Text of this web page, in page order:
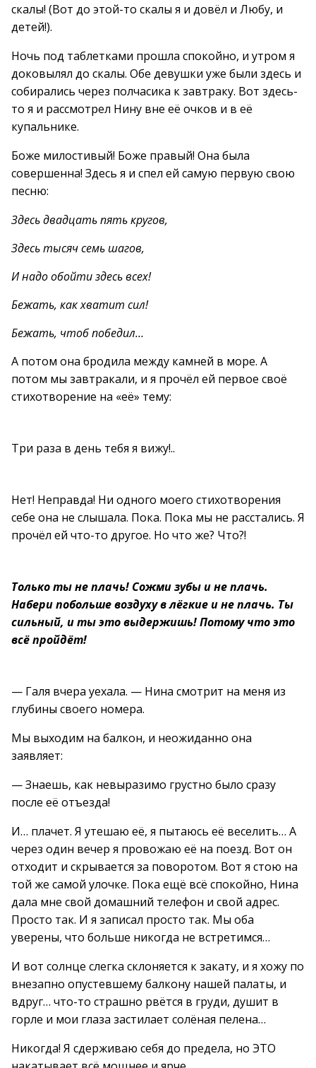
скалы! (Вот до этой-то скалы я и довёл и Любу, и
детей!).
Ночь под таблетками прошла спокойно, и утром я
доковылял до скалы. Обе девушки уже были здесь и
собирались через полчасика к завтраку. Вот здесь-
то я и рассмотрел Нину вне её очков и в её
купальнике.
Боже милостивый! Боже правый! Она была
совершенна! Здесь я и спел ей самую первую свою
песню:
Здесь двадцать пять кругов,
Здесь тысяч семь шагов,
И надо обойти здесь всех!
Бежать, как хватит сил!
Бежать, чтоб победил…
А потом она бродила между камней в море. А
потом мы завтракали, и я прочёл ей первое своё
стихотворение на «её» тему:
Три раза в день тебя я вижу!..
Нет! Неправда! Ни одного моего стихотворения
себе она не слышала. Пока. Пока мы не расстались. Я
прочёл ей что-то другое. Но что же? Что?!
Только ты не плачь! Сожми зубы и не плачь.
Набери побольше воздуху в лёгкие и не плачь. Ты
сильный, и ты это выдержишь! Потому что это
всё пройдёт!
— Галя вчера уехала. — Нина смотрит на меня из
глубины своего номера.
Мы выходим на балкон, и неожиданно она
заявляет:
— Знаешь, как невыразимо грустно было сразу
после её отъезда!
И… плачет. Я утешаю её, я пытаюсь её веселить… А
через один вечер я провожаю её на поезд. Вот он
отходит и скрывается за поворотом. Вот я стою на
той же самой улочке. Пока ещё всё спокойно, Нина
дала мне свой домашний телефон и свой адрес.
Просто так. И я записал просто так. Мы оба
уверены, что больше никогда не встретимся…
И вот солнце слегка склоняется к закату, и я хожу по
внезапно опустевшему балкону нашей палаты, и
вдруг… что-то страшно рвётся в груди, душит в
горле и мои глаза застилает солёная пелена…
Никогда! Я сдерживаю себя до предела, но ЭТО